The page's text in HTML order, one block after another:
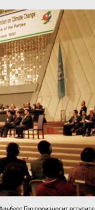
Гор произносит